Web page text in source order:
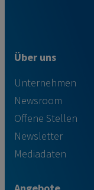
Über uns
Unternehmen
Newsroom
Offene Stellen
Newsletter
Mediadaten